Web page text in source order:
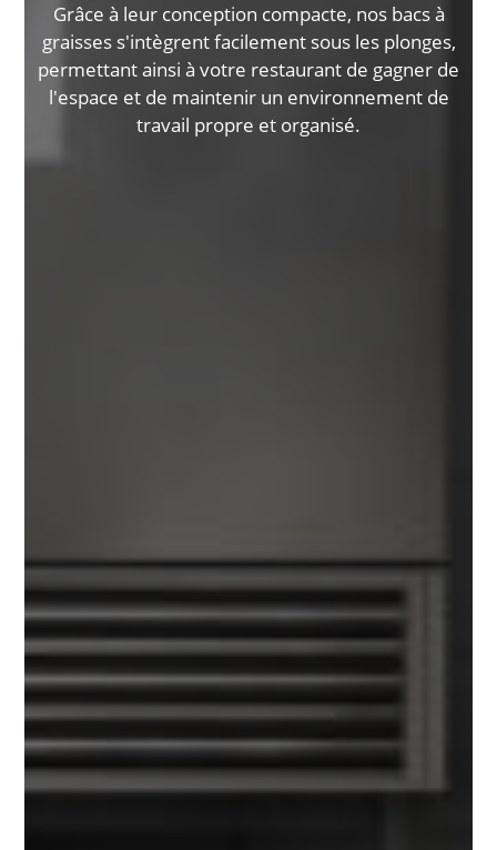
Grâce à leur conception compacte, nos bacs à
graisses s'intègrent facilement sous les plonges,
permettant ainsi à votre restaurant de gagner de
l'espace et de maintenir un environnement de
travail propre et organisé.